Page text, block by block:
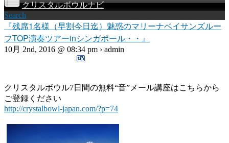
クリスタルボウルナビ
Search
『残席1名様（早割今日迄）魅惑のマリーナベイサンズルー
フTOP演奏ツアーinシンガポール・・』
10月 2nd, 2016 @ 08:34 pm › admin
クリスタルボウル7日間の無料“音”メール講座はこちらから
ご登録ください
http://crystalbowl-japan.com/?p=74